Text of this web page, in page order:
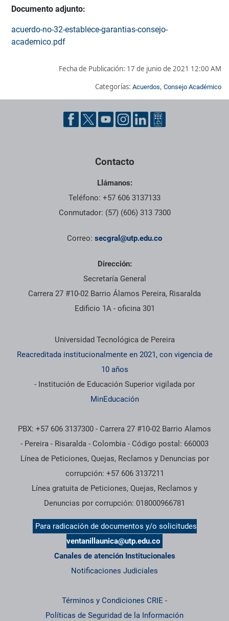
Documento adjunto:
acuerdo-no-32-establece-garantias-consejo-
academico.pdf
Fecha de Publicación: 17 de junio de 2021 12:00 AM
Categorías: Acuerdos, Consejo Académico
Pie de página con información de contacto, redes sociales y
Contacto
Llámanos:
Teléfono: +57 606 3137133
Conmutador: (57) (606) 313 7300
Correo: secgral@utp.edu.co
Dirección:
Secretaría General
Carrera 27 #10-02 Barrio Álamos Pereira, Risaralda
Edificio 1A - oficina 301
Información institucional
Universidad Tecnológica de Pereira
Reacreditada institucionalmente en 2021, con vigencia de
10 años
- Institución de Educación Superior vigilada por
MinEducación
PBX: +57 606 3137300 - Carrera 27 #10-02 Barrio Alamos
- Pereira - Risaralda - Colombia - Código postal: 660003
Línea de Peticiones, Quejas, Reclamos y Denuncias por
corrupción: +57 606 3137211
Línea gratuita de Peticiones, Quejas, Reclamos y
Denuncias por corrupción: 018000966781
Para radicación de documentos y/o solicitudes
ventanillaunica@utp.edu.co
Canales de atención Institucionales
Notificaciones Judiciales
Términos y Condiciones CRIE -
Políticas de Seguridad de la Información